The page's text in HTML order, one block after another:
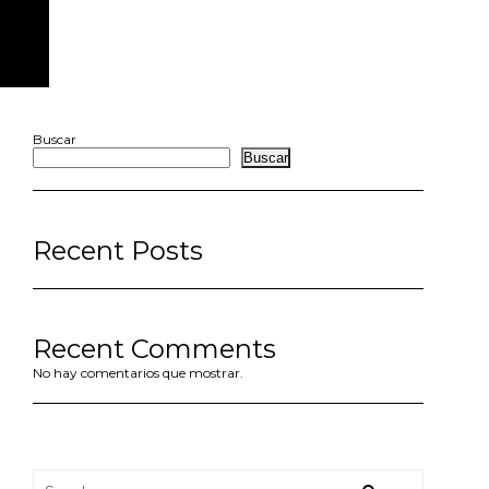
Buscar
Buscar
Recent Posts
Recent Comments
No hay comentarios que mostrar.